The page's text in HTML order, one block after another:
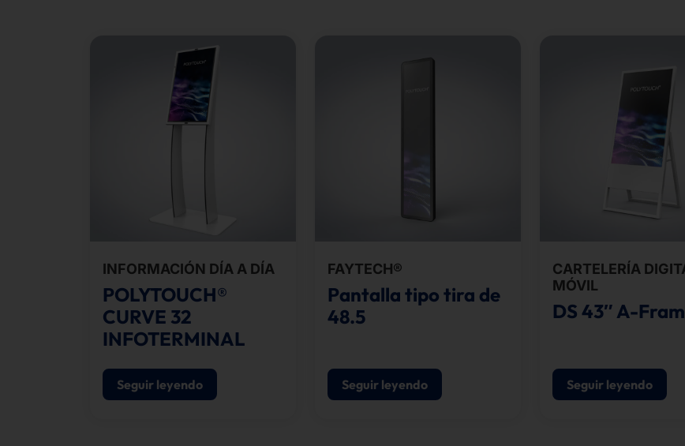
INFORMACIÓN DÍA A DÍA
POLYTOUCH®
CURVE 32
INFOTERMINAL
Seguir leyendo
FAYTECH®
Pantalla tipo tira de
48.5
Seguir leyendo
CARTELERÍA
MÓVIL
DS 43″ A-
Seguir leyendo